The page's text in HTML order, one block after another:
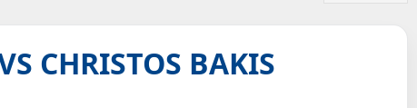
CHRISTOS BAKIS